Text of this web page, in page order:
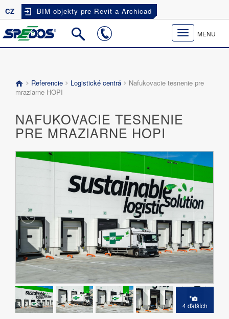
CZ BIM objekty pre Revit a Archicad
Toggle
navigation
MENU
Referencie Logistické centrá
Nafukovacie tesnenie pre
mraziarne HOPI
NAFUKOVACIE TESNENIE
PRE MRAZIARNE HOPI
4 ďalších